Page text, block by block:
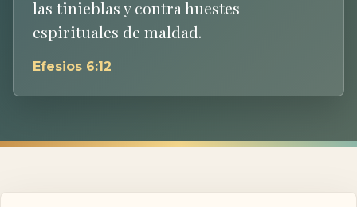
las tinieblas y contra huestes
espirituales de maldad.
Efesios 6:12